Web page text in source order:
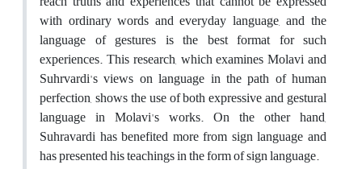
with ordinary words and everyday language, and the
language of gestures is the best format for such
experiences. This research, which examines Molavi and
Suhrvardi's views on language in the path of human
perfection, shows the use of both expressive and gestural
language in Molavi's works. On the other hand,
Suhravardi has benefited more from sign language and
has presented his teachings in the form of sign language.